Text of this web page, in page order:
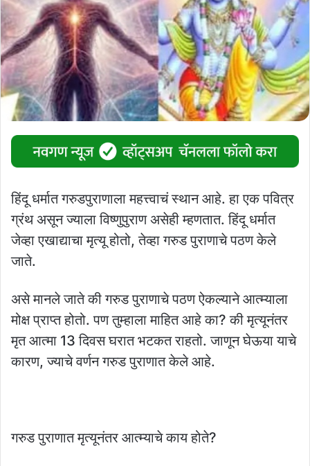
हिंदू धर्मात गरुडपुराणाला महत्त्वाचं स्थान आहे. हा एक पवित्र
ग्रंथ असून ज्याला विष्णुपुराण असेही म्हणतात. हिंदू धर्मात
जेव्हा एखाद्याचा मृत्यू होतो, तेव्हा गरुड पुराणाचे पठण केले
जाते.
असे मानले जाते की गरुड पुराणाचे पठण ऐकल्याने आत्म्याला
मोक्ष प्राप्त होतो. पण तुम्हाला माहित आहे का? की मृत्यूनंतर
मृत आत्मा 13 दिवस घरात भटकत राहतो. जाणून घेऊया याचे
कारण, ज्याचे वर्णन गरुड पुराणात केले आहे.
गरुड पुराणात मृत्यूनंतर आत्म्याचे काय होते?